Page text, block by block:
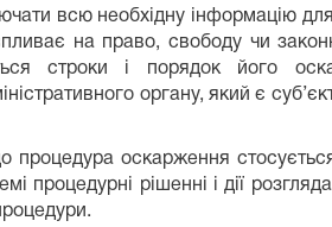
всю необхідну інформацію
на право, свободу чи
строки і порядок його
органу, який є
процедура оскарження
процедурні рішенні і дії